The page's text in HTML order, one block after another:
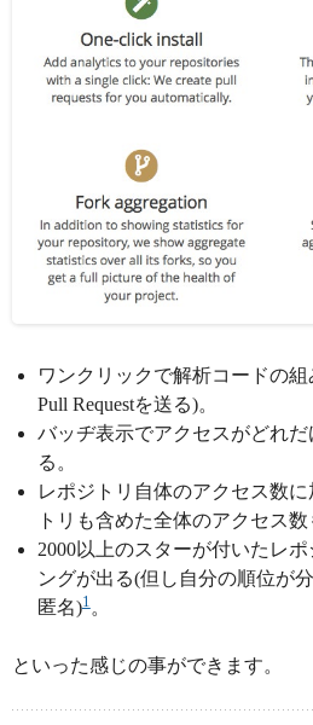
ワンクリックで解析コードの
Pull Requestを送る)。
バッヂ表示でアクセスがどれ
る。
レポジトリ自体のアクセス数
トリも含めた全体のアクセス数
2000以上のスターが付いたレ
ングが出る(但し自分の順位が
匿名)1。
といった感じの事ができます。